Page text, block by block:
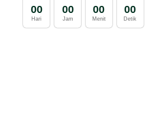
00
Hari
00
Jam
00
Menit
00
Detik